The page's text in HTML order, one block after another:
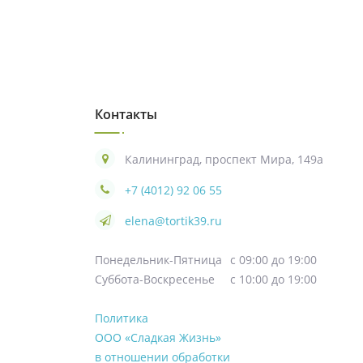
Контакты
Калининград, проспект Мира, 149а
+7 (4012) 92 06 55
elena@tortik39.ru
Понедельник-Пятница
с 09:00 до 19:00
Суббота-Воскресенье
с 10:00 до 19:00
Политика
ООО «Сладкая Жизнь»
в отношении обработки